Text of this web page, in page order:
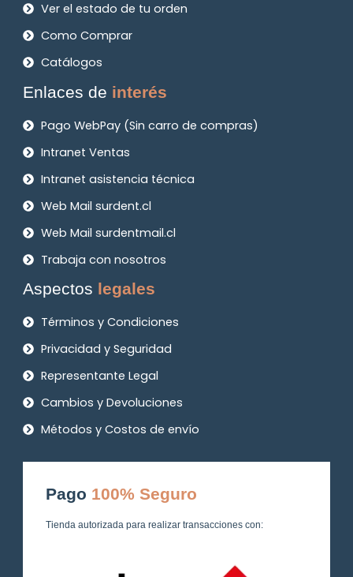
Ver el estado de tu orden
Como Comprar
Catálogos
Enlaces de interés
Pago WebPay (Sin carro de compras)
Intranet Ventas
Intranet asistencia técnica
Web Mail surdent.cl
Web Mail surdentmail.cl
Trabaja con nosotros
Aspectos legales
Términos y Condiciones
Privacidad y Seguridad
Representante Legal
Cambios y Devoluciones
Métodos y Costos de envío
Pago 100% Seguro
Tienda autorizada para realizar transacciones con: